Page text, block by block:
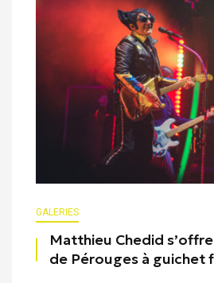
GALERIES
Matthieu Chedid
de Pérouges à guichet